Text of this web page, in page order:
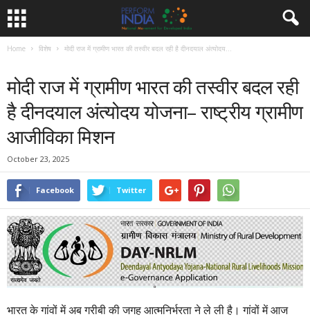
Home विशेष मोदी राज में ग्रामीण भारत की तस्वीर बदल रही है दीनदयाल अंत्योदय...
मोदी राज में ग्रामीण भारत की तस्वीर बदल रही
है दीनदयाल अंत्योदय योजना– राष्ट्रीय ग्रामीण
आजीविका मिशन
October 23, 2025
Facebook Twitter
भारत के गांवों में अब गरीबी की जगह आत्मनिर्भरता ने ले ली है। गांवों में आज